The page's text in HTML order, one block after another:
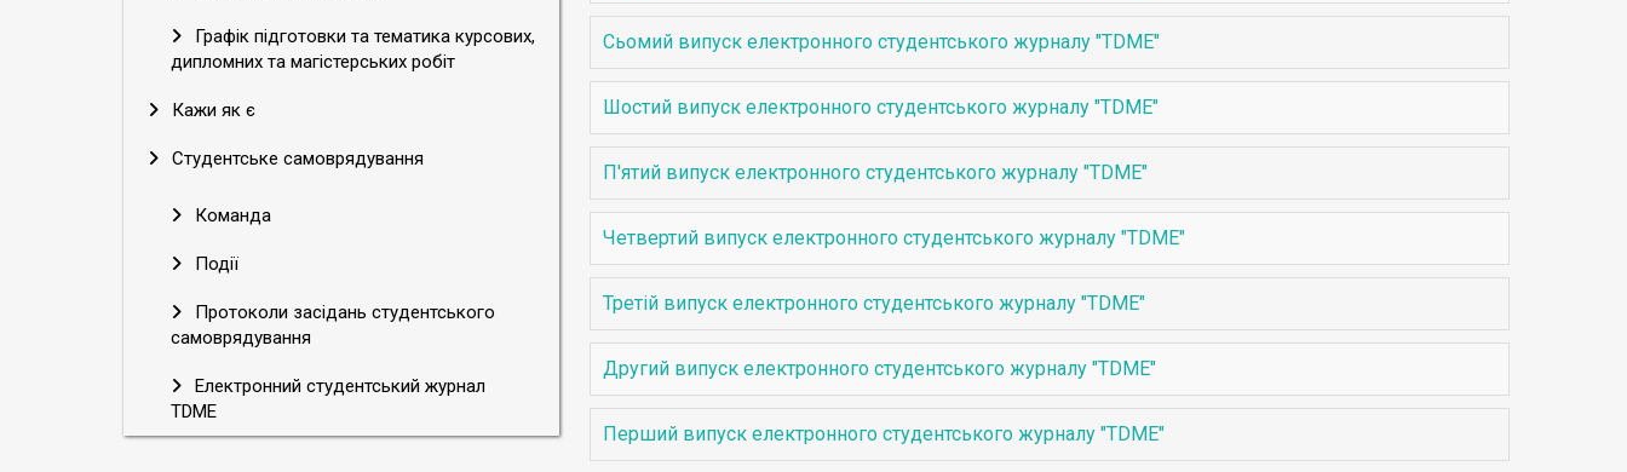
Графік підготовки та тематика курсових,
дипломних та магістерських робіт
Кажи як є
Студентське самоврядування
Команда
Події
Протоколи засідань студентського
самоврядування
Електронний студентський журнал
TDME
Сьомий випуск електронного студентського журналу "TDME"
Шостий випуск електронного студентського журналу "TDME"
П'ятий випуск електронного студентського журналу "TDME"
Четвертий випуск електронного студентського журналу "TDME"
Третій випуск електронного студентського журналу "TDME"
Другий випуск електронного студентського журналу "TDME"
Перший випуск електронного студентського журналу "TDME"